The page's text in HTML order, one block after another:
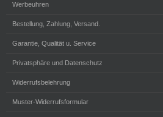
Werbeuhren
Bestellung, Zahlung, Versand.
Garantie, Qualität u. Service
Privatsphäre und Datenschutz
Widerrufsbelehrung
Muster-Widerrufsformular